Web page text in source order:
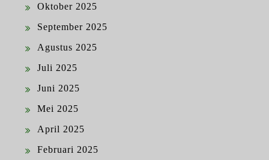
Oktober 2025
September 2025
Agustus 2025
Juli 2025
Juni 2025
Mei 2025
April 2025
Februari 2025